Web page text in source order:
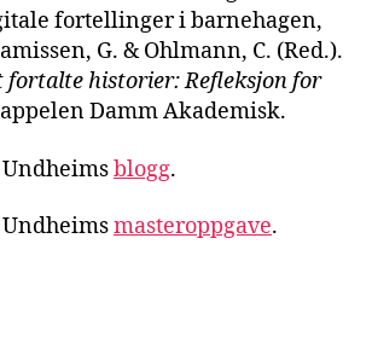
fortellinger i barnehagen,
G. & Ohlmann, C. (Red.).
historier: Refleksjon for
Damm Akademisk.
blogg.
masteroppgave.